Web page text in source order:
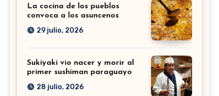
La cocina de los pueblos
convoca a los asuncenos
29 julio, 2026
Sukiyaki vio nacer y morir al
primer sushiman paraguayo
28 julio, 2026